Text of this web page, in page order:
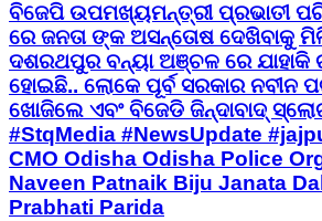
ବିଜେପି ଉପମଖ୍ୟମନ୍ତ୍ରୀ ପ୍ରଭାତୀ
ରେ ଜନତା ଙ୍କ ଅସନ୍ତୋଷ ଦେଖିବାକୁ
ଦଶରଥପୁର ବନ୍ୟା ଅଞ୍ଚଳ ରେ ଯାହାକି
ହୋଇଛି.. ଲୋକେ ପୂର୍ବ ସରକାର ନବୀନ
ଖୋଜିଲେ ଏବଂ ବିଜେଡି ଜିନ୍ଦାବାଦ୍
#StqMedia #NewsUpdate
CMO Odisha Odisha Police
Naveen Patnaik Biju Janata
Prabhati Parida